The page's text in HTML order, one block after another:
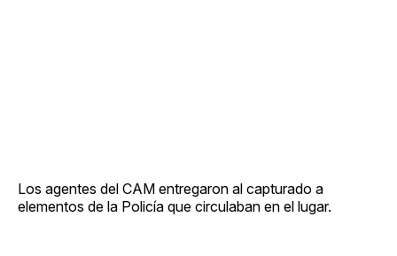
Los agentes del CAM entregaron al capturado a
elementos de la Policía que circulaban en el lugar.